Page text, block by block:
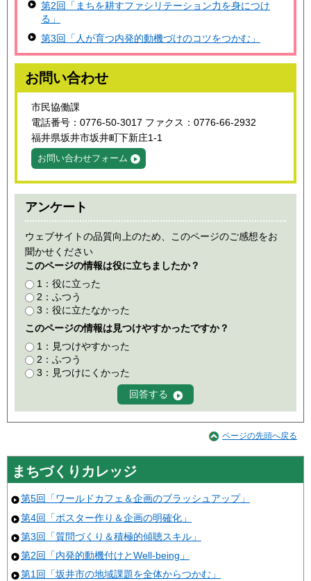
第2回「まちを耕すファシリテーション力を身につけ
る」
第3回「人が育つ内発的動機づけのコツをつかむ」
お問い合わせ
市民協働課
電話番号：0776-50-3017 ファクス：0776-66-2932
福井県坂井市坂井町下新庄1-1
お問い合わせフォーム
アンケート
ウェブサイトの品質向上のため、このページのご感想をお
聞かせください
このページの情報は役に立ちましたか？
1：役に立った
2：ふつう
3：役に立たなかった
このページの情報は見つけやすかったですか？
1：見つけやすかった
2：ふつう
3：見つけにくかった
ページの先頭へ戻る
まちづくりカレッジ
第5回「ワールドカフェ＆企画のブラッシュアップ」
第4回「ポスター作り＆企画の明確化」
第3回「質問づくり＆積極的傾聴スキル」
第2回「内発的動機付けとWell-being」
第1回「坂井市の地域課題を全体からつかむ」